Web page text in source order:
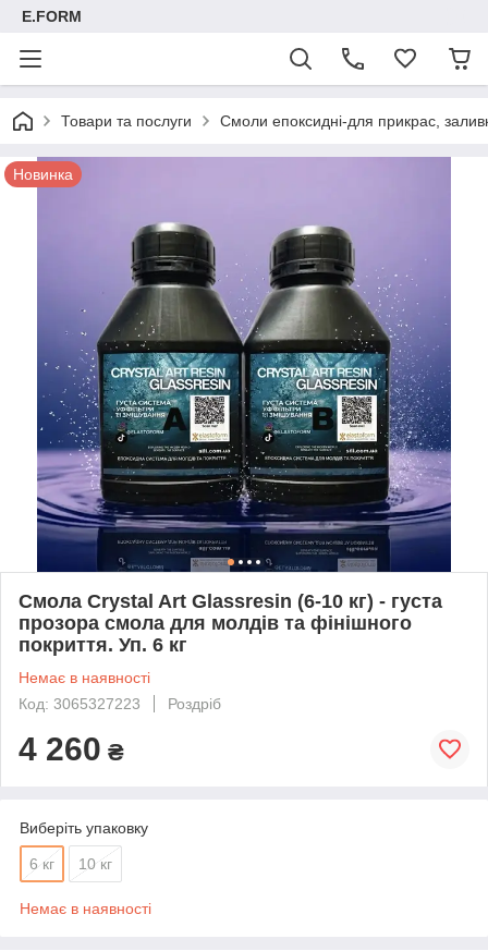
E.FORM
Товари та послуги Смоли епоксидні-для прикрас,
Новинка
Смола Crystal Art Glassresin (6-10 кг) - густа
прозора смола для молдів та фінішного
покриття. Уп. 6 кг
Немає в наявності
Код: 3065327223
Роздріб
4 260 ₴
Виберіть упаковку
6 кг 10 кг
Немає в наявності